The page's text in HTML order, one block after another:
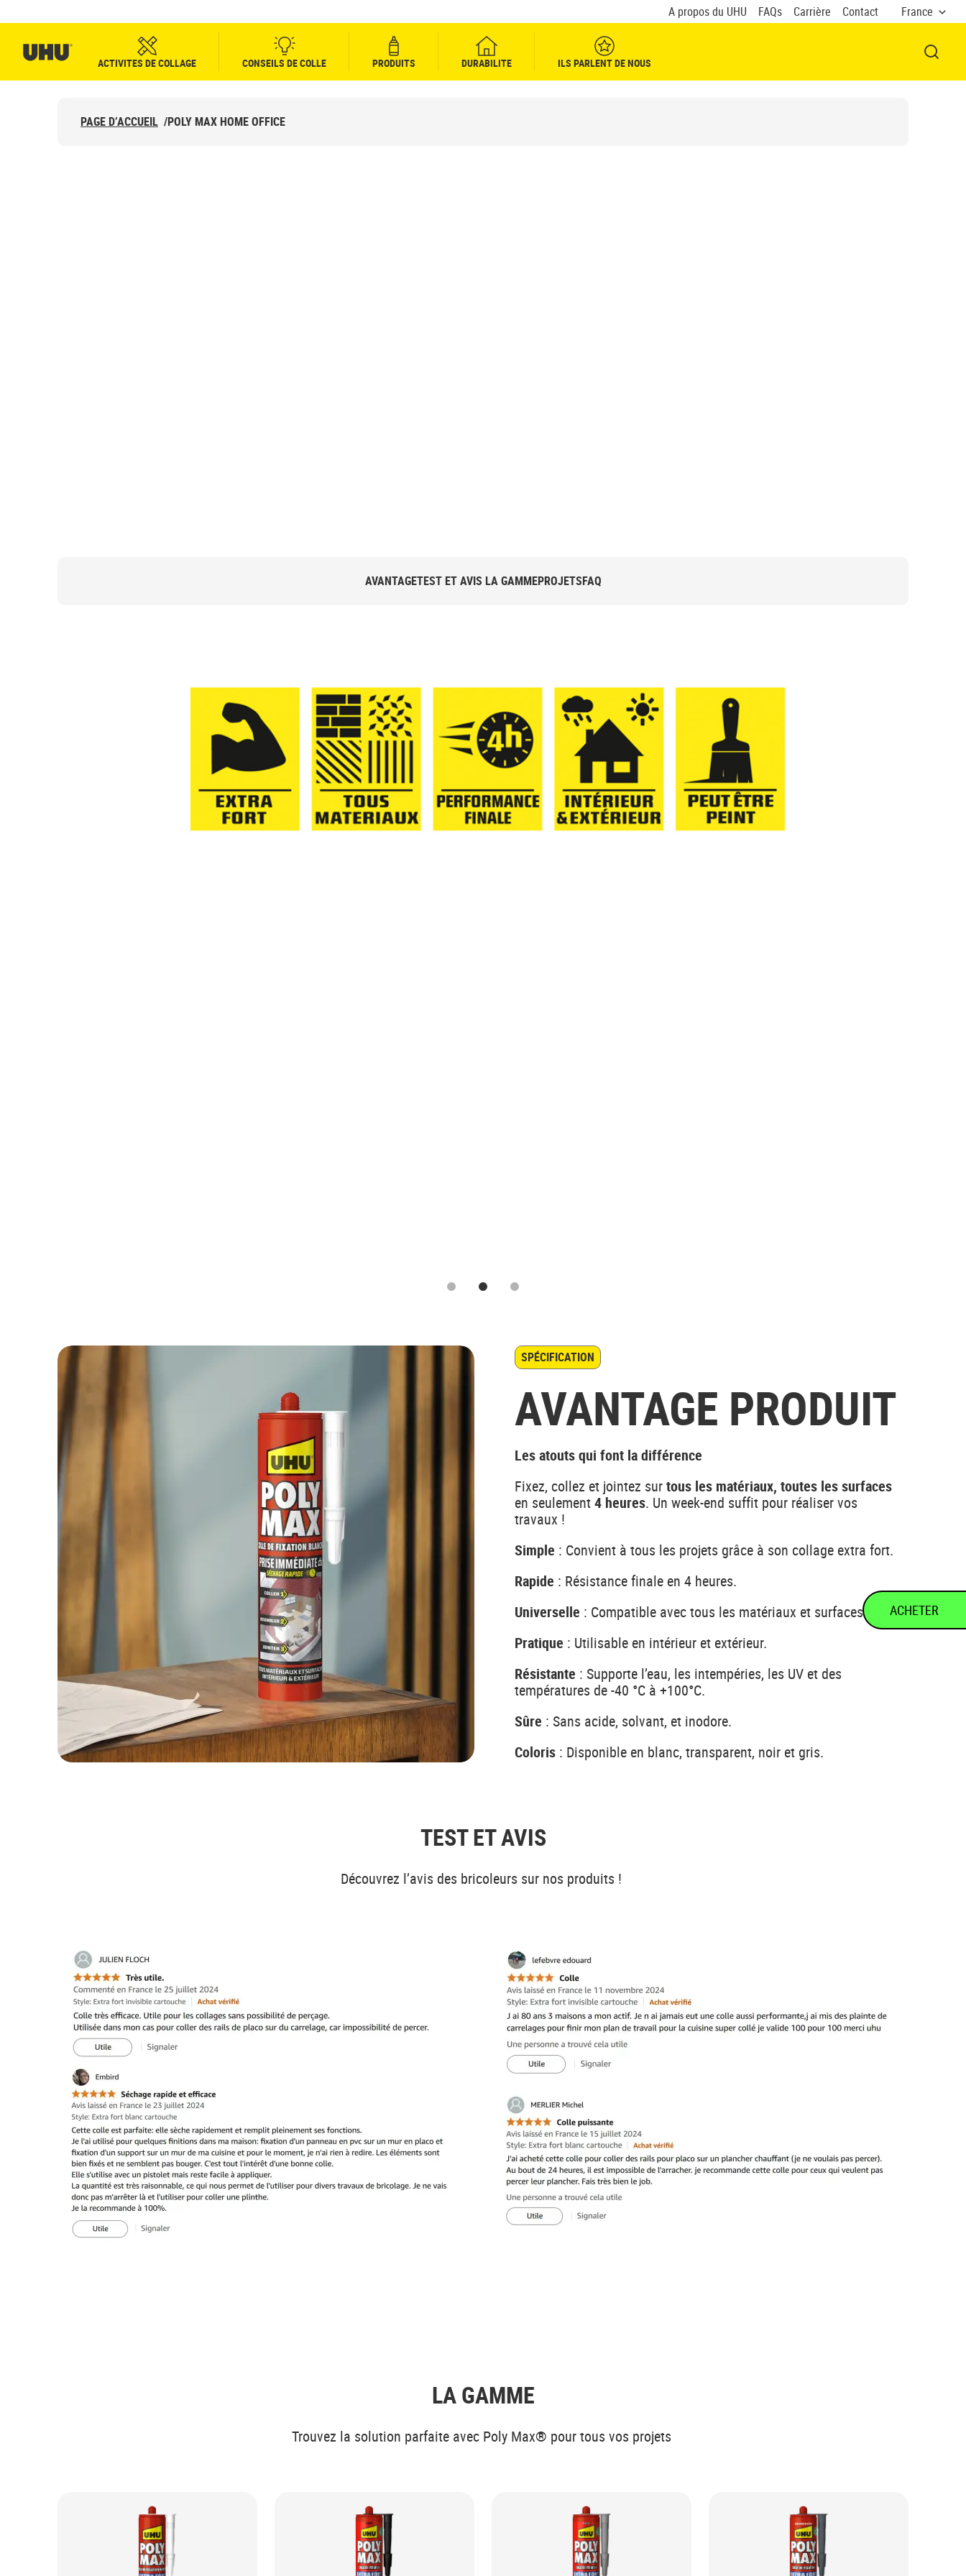
A propos du UHU FAQs Carrière Contact France
ACTIVITES DE COLLAGE CONSEILS DE COLLE PRODUITS DURABILITE ILS PARLENT DE NOUS
PAGE D’ACCUEIL /POLY MAX HOME OFFICE
AVANTAGETEST ET AVIS LA GAMMEPROJETSFAQ
1 2 3
SPÉCIFICATION
AVANTAGE PRODUIT
Les atouts qui font la différence
Fixez, collez et jointez surtous les matériaux, toutes les surfaces
en seulement4 heures. Un week-end suffit pour réaliser vos
travaux !
Simple : Convient à tous les projets grâce à son collage extra fort.
Rapide : Résistance finale en 4 heures.
Universelle : Compatible avec tous les matériaux et surfaces.
Pratique : Utilisable en intérieur et extérieur.
Résistante : Supporte l’eau, les intempéries, les UV et des
températures de -40 °C à +100°C.
Sûre : Sans acide, solvant, et inodore.
Coloris : Disponible en blanc, transparent, noir et gris.
TEST ET AVIS
Découvrez l’avis des bricoleurs sur nos produits !
LA GAMME
Trouvez la solution parfaite avec Poly Max® pour tous vos projets
ACHETER